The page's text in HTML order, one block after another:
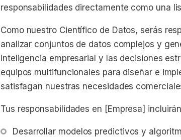
responsabilidades directamente como una
Como nuestro Científico de Datos, serás
analizar conjuntos de datos complejos y
inteligencia empresarial y las decisiones
equipos multifuncionales para diseñar e
satisfagan nuestras necesidades
Tus responsabilidades en [Empresa]
Desarrollar modelos predictivos y